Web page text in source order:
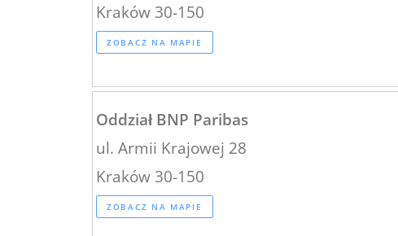
Kraków 30-150
ZOBACZ NA MAPIE
Oddział BNP Paribas
ul. Armii Krajowej 28
Kraków 30-150
ZOBACZ NA MAPIE